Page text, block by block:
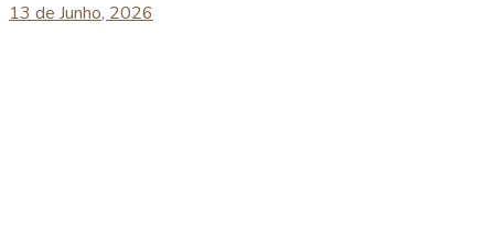
13 de Junho, 2026